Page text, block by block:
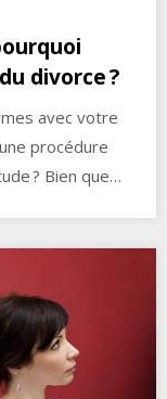
divorce ?
avec votre
procédure
? Bien que…